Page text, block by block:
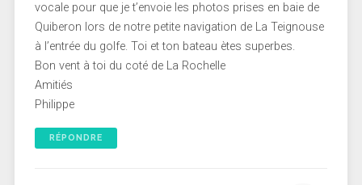
vocale pour que je t’envoie les photos prises en baie de
Quiberon lors de notre petite navigation de La Teignouse
à l’entrée du golfe. Toi et ton bateau ètes superbes.
Bon vent à toi du coté de La Rochelle
Amitiés
Philippe
RÉPONDRE